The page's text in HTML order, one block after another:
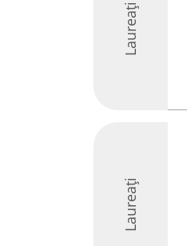
Laureați
Laureați